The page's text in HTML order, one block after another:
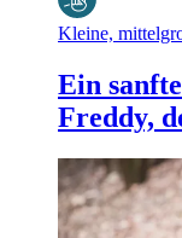
Kleine,
Ein
Freddy,